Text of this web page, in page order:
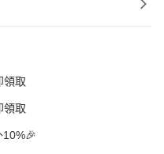
領取
領取